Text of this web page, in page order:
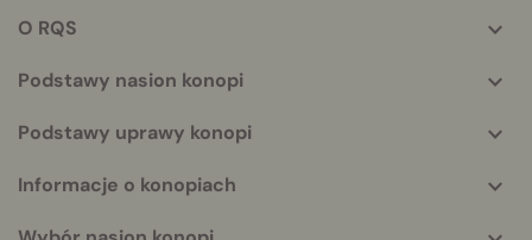
info
O RQS
Podstawy nasion konopi
Podstawy uprawy konopi
Informacje o konopiach